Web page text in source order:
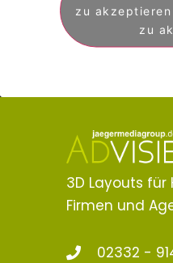
zu
zu
3D Layouts für
Firmen und
02332 -